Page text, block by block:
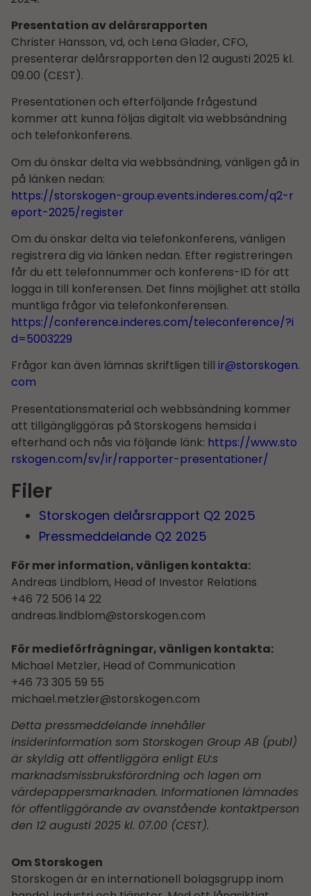
Presentation av delårsrapporten
Christer Hansson, vd, och Lena Glader, CFO,
presenterar delårsrapporten den 12 augusti 2025 kl.
09.00 (CEST).
Presentationen och efterföljande frågestund
kommer att kunna följas digitalt via webbsändning
och telefonkonferens.
Om du önskar delta via webbsändning, vänligen gå in
på länken nedan:
https://storskogen-group.events.inderes.com/q2-r
eport-2025/register
Om du önskar delta via telefonkonferens, vänligen
registrera dig via länken nedan. Efter registreringen
får du ett telefonnummer och konferens-ID för att
logga in till konferensen. Det finns möjlighet att ställa
muntliga frågor via telefonkonferensen.
https://conference.inderes.com/teleconference/?i
d=5003229
Frågor kan även lämnas skriftligen till ir@storskogen.
com
Presentationsmaterial och webbsändning kommer
att tillgängliggöras på Storskogens hemsida i
efterhand och nås via följande länk: https://www.sto
rskogen.com/sv/ir/rapporter-presentationer/
Filer
Storskogen delårs­rapport Q2 2025
Pressmeddelande Q2 2025
För mer information, vänligen kontakta:
Andreas Lindblom, Head of Investor Relations
+46 72 506 14 22
andreas.lindblom@storskogen.com
För medieförfrågningar, vänligen kontakta:
Michael Metzler, Head of Communication
+46 73 305 59 55
michael.metzler@storskogen.com
Detta pressmeddelande innehåller
insiderinformation som Storskogen Group AB (publ)
är skyldig att offentliggöra enligt EU:s
marknadsmissbruksförordning och lagen om
värdepappersmarknaden. Informationen lämnades
för offentliggörande av ovanstående kontaktperson
den 12 augusti 2025 kl. 07.00 (CEST).
Om Storskogen
Storskogen är en internationell bolagsgrupp inom